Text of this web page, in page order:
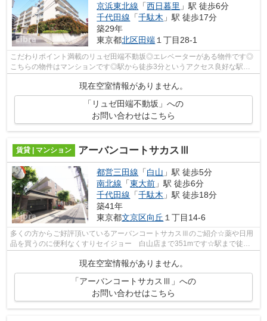
京浜東北線 「西日暮里 」駅 徒歩6分
千代田線 「千駄木 」駅 徒歩17分
築29年
東京都北区田端 １丁目28-1
こだわりポイント満載のリュゼ田端不動坂◎エレベーターがある物件です◎
こちらの物件はマンションです◎駅から徒歩3分というアクセス良好な駅近
物件はいかがですか◎山手線田端をよく利用...
現在空室情報がありません。
「リュゼ田端不動坂」への
お問い合わせはこちら
賃貸 | マンション アーバンコートサカスⅢ
都営三田線 「白山 」駅 徒歩5分
南北線 「東大前 」駅 徒歩6分
千代田線 「千駄木 」駅 徒歩18分
築41年
東京都文京区向丘 １丁目14-6
多くの方からご好評頂いているアーバンコートサカスⅢのご紹介☆薬や日用
品を買うのに便利なくすりセイジョー 白山店まで351mです☆駅まで徒歩5
現在空室情報がありません。
「アーバンコートサカスⅢ」への
お問い合わせはこちら